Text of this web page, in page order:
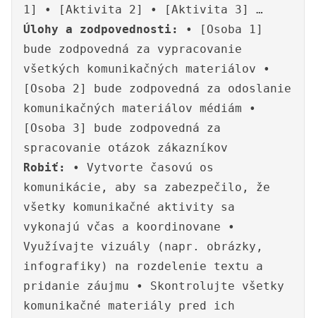
1] • [Aktivita 2] • [Aktivita 3] …
Úlohy a zodpovednosti:
• [Osoba 1]
bude zodpovedná za vypracovanie
všetkých komunikačných materiálov •
[Osoba 2] bude zodpovedná za odoslanie
komunikačných materiálov médiám •
[Osoba 3] bude zodpovedná za
spracovanie otázok zákazníkov
Robiť:
• Vytvorte časovú os
komunikácie, aby sa zabezpečilo, že
všetky komunikačné aktivity sa
vykonajú včas a koordinovane •
Využívajte vizuály (napr. obrázky,
infografiky) na rozdelenie textu a
pridanie záujmu • Skontrolujte všetky
komunikačné materiály pred ich